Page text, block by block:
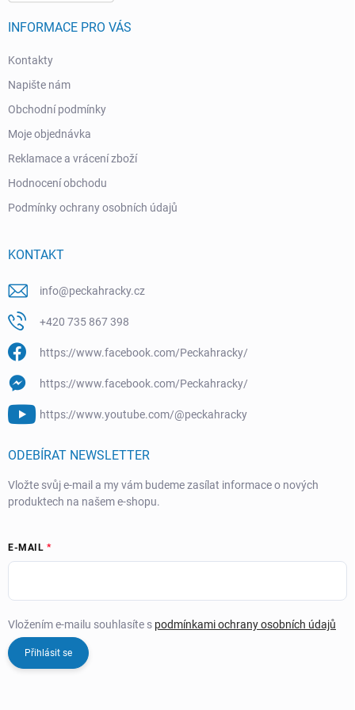
INFORMACE PRO VÁS
Kontakty
Napište nám
Obchodní podmínky
Moje objednávka
Reklamace a vrácení zboží
Hodnocení obchodu
Podmínky ochrany osobních údajů
KONTAKT
info@peckahracky.cz
+420 735 867 398
https://www.facebook.com/Peckahracky/
https://www.facebook.com/Peckahracky/
https://www.youtube.com/@peckahracky
ODEBÍRAT NEWSLETTER
Vložte svůj e-mail a my vám budeme zasílat informace o nových
produktech na našem e-shopu.
E-MAIL
Vložením e-mailu souhlasíte s podmínkami ochrany osobních údajů
Přihlásit se